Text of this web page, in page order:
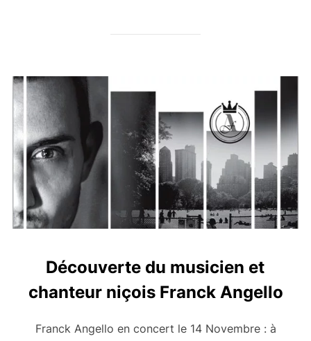
Découverte du musicien et
chanteur niçois Franck Angello
Franck Angello en concert le 14 Novembre : à